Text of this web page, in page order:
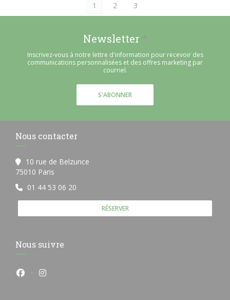
1 2 3
Newsletter *
Inscrivez-vous à notre lettre d'information pour recevoir des
communications personnalisées et des offres marketing par
courriel.
S'ABONNER
Nous contacter
10 rue de Belzunce
75010 Paris
01 44 53 06 20
RÉSERVER
Nous suivre
Facebook ((ouvre une nouvelle fenêtre))
Instagram ((ouvre une nouvelle fenêtre))